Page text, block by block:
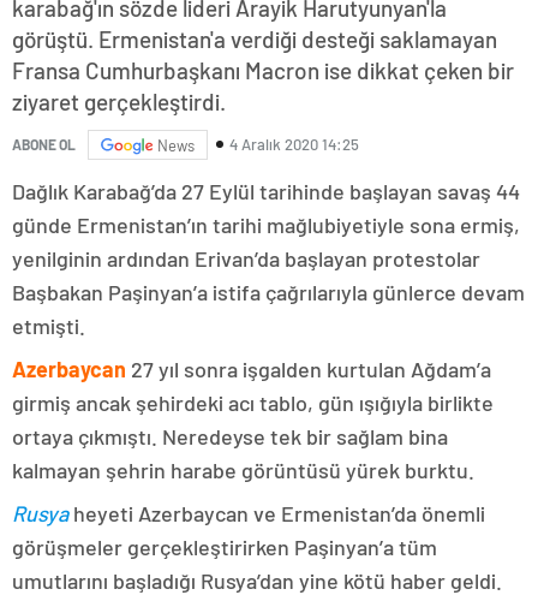
karabağ'ın sözde lideri Arayik Harutyunyan'la
görüştü. Ermenistan'a verdiği desteği saklamayan
Fransa Cumhurbaşkanı Macron ise dikkat çeken bir
ziyaret gerçekleştirdi.
ABONE OL News 4 Aralık 2020 14:25
Dağlık Karabağ’da 27 Eylül tarihinde başlayan savaş 44
günde Ermenistan’ın tarihi mağlubiyetiyle sona ermiş,
yenilginin ardından Erivan’da başlayan protestolar
Başbakan Paşinyan’a istifa çağrılarıyla günlerce devam
etmişti.
Azerbaycan 27 yıl sonra işgalden kurtulan Ağdam’a
girmiş ancak şehirdeki acı tablo, gün ışığıyla birlikte
ortaya çıkmıştı. Neredeyse tek bir sağlam bina
kalmayan şehrin harabe görüntüsü yürek burktu.
Rusyaheyeti Azerbaycan ve Ermenistan’da önemli
görüşmeler gerçekleştirirken Paşinyan’a tüm
umutlarını başladığı Rusya’dan yine kötü haber geldi.